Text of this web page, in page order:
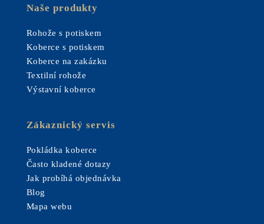
Naše produkty
Rohože s potiskem
Koberce s potiskem
Koberce na zakázku
Textilní rohože
Výstavní koberce
Zákaznický servis
Pokládka koberce
Často kladené dotazy
Jak probíhá objednávka
Blog
Mapa webu